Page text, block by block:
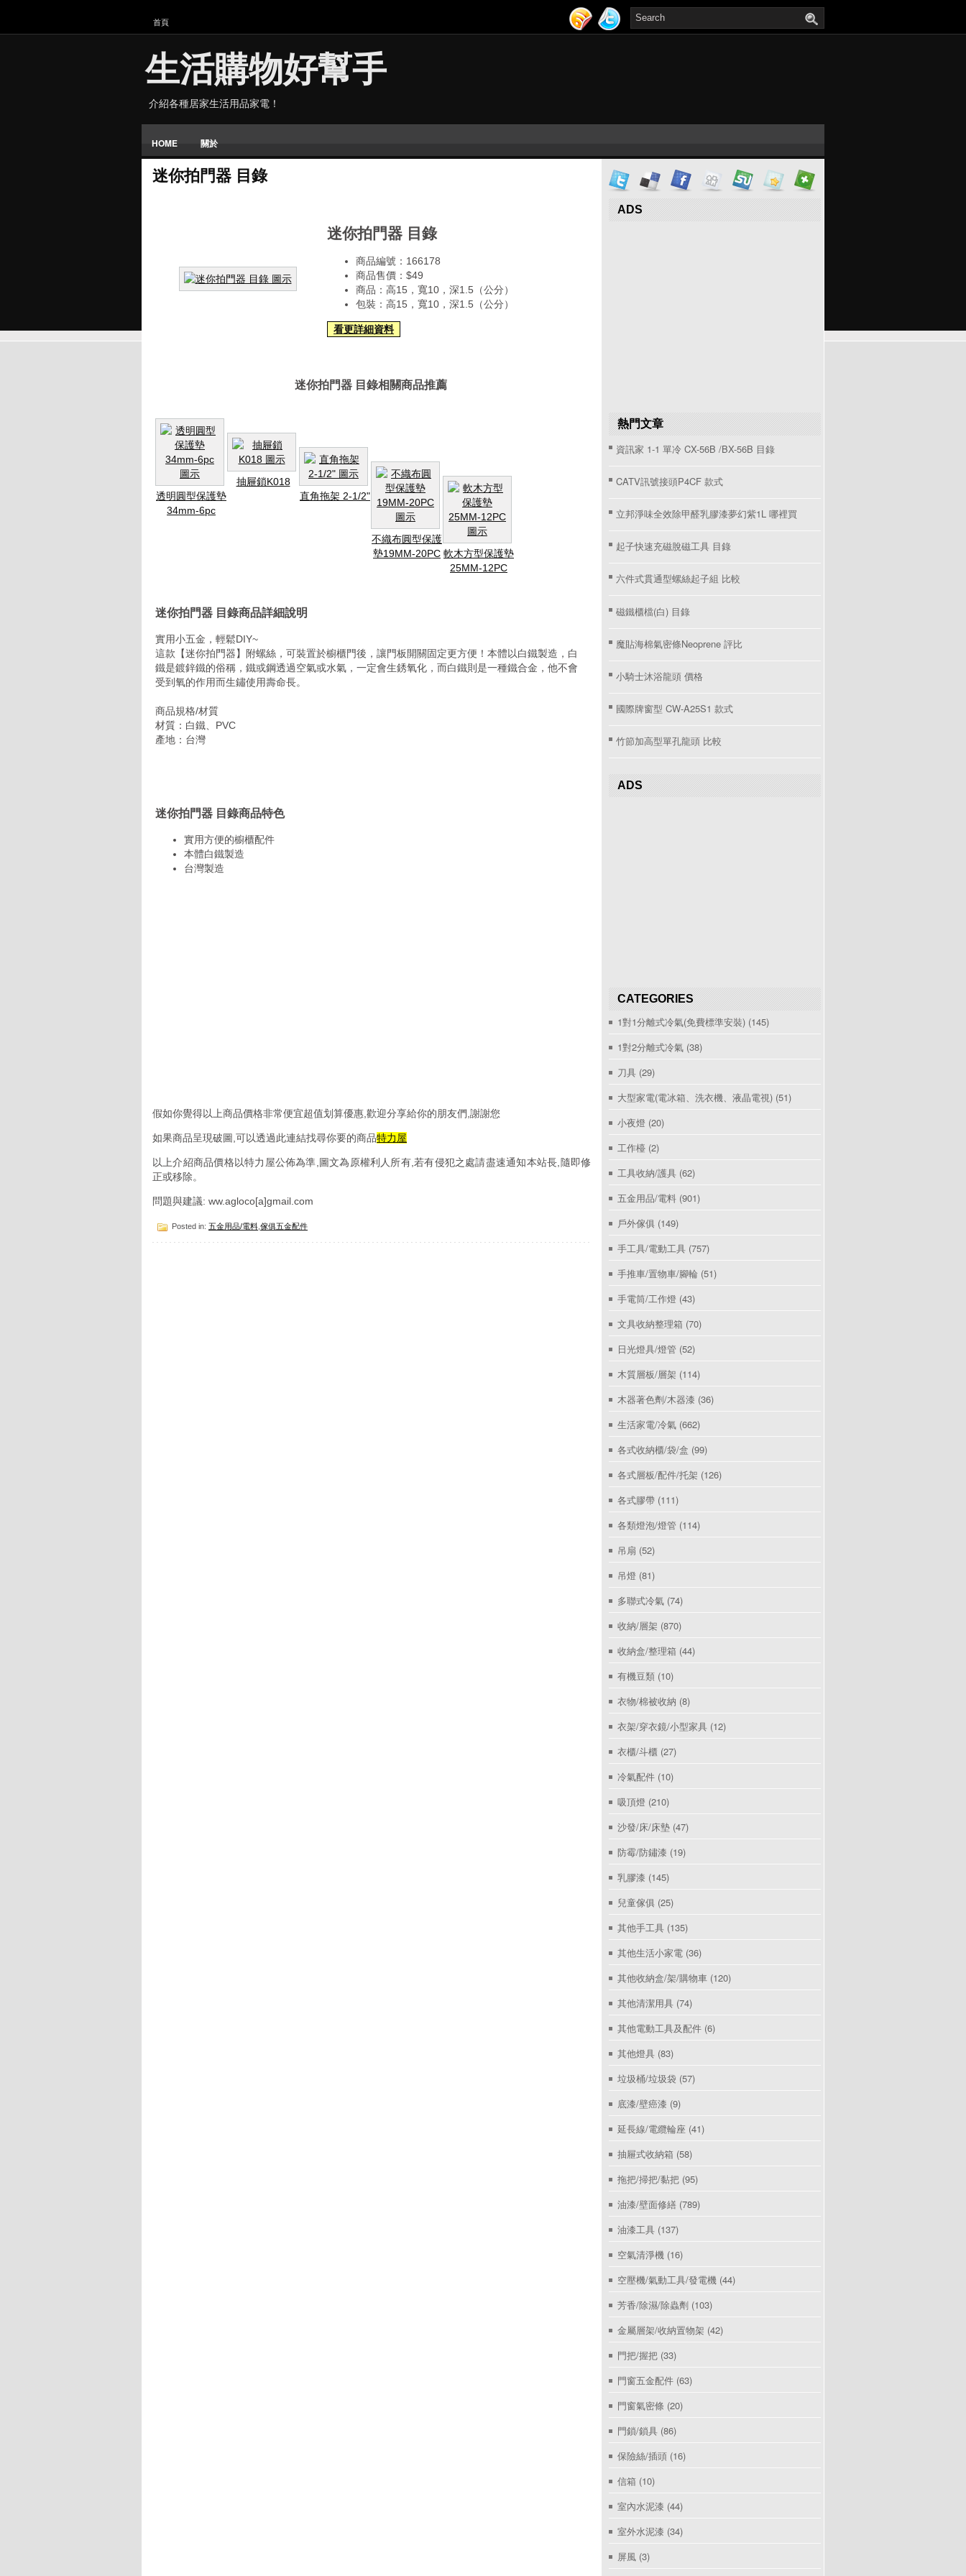
首頁
生活購物好幫手
介紹各種居家生活用品家電！
HOME 關於
迷你拍門器 目錄
迷你拍門器 目錄
商品編號：166178
商品售價：$49
商品：高15，寬10，深1.5（公分）
包裝：高15，寬10，深1.5（公分）
看更詳細資料
迷你拍門器 目錄相關商品推薦
透明圓型保護墊
34mm-6pc
抽屜鎖K018
直角拖架 2-1/2"
不織布圓型保護
墊19MM-20PC 軟木方型保護墊
25MM-12PC
迷你拍門器 目錄商品詳細說明
實用小五金，輕鬆DIY~
這款【迷你拍門器】附螺絲，可裝置於櫥櫃門後，讓門板開關固定更方便！本體以白鐵製造，白
鐵是鍍鋅鐵的俗稱，鐵或鋼透過空氣或水氣，一定會生銹氧化，而白鐵則是一種鐵合金，他不會
受到氧的作用而生鏽使用壽命長。
商品規格/材質
材質：白鐵、PVC
產地：台灣
迷你拍門器 目錄商品特色
實用方便的櫥櫃配件
本體白鐵製造
台灣製造
假如你覺得以上商品價格非常便宜超值划算優惠,歡迎分享給你的朋友們,謝謝您
如果商品呈現破圖,可以透過此連結找尋你要的商品特力屋
以上介紹商品價格以特力屋公佈為準,圖文為原權利人所有,若有侵犯之處請盡速通知本站長,隨即修
正或移除。
問題與建議: ww.agloco[a]gmail.com
Posted in: 五金用品/電料 傢俱五金配件
ADS
熱門文章
資訊家 1-1 單冷 CX-56B /BX-56B 目錄
CATV訊號接頭P4CF 款式
立邦淨味全效除甲醛乳膠漆夢幻紫1L 哪裡買
起子快速充磁脫磁工具 目錄
六件式貫通型螺絲起子組 比較
磁鐵櫃檔(白) 目錄
魔貼海棉氣密條Neoprene 評比
小騎士沐浴龍頭 價格
國際牌窗型 CW-A25S1 款式
竹節加高型單孔龍頭 比較
ADS
CATEGORIES
1對1分離式冷氣(免費標準安裝) (145)
1對2分離式冷氣 (38)
刀具 (29)
大型家電(電冰箱、洗衣機、液晶電視) (51)
小夜燈 (20)
工作檯 (2)
工具收納/護具 (62)
五金用品/電料 (901)
戶外傢俱 (149)
手工具/電動工具 (757)
手推車/置物車/腳輪 (51)
手電筒/工作燈 (43)
文具收納整理箱 (70)
日光燈具/燈管 (52)
木質層板/層架 (114)
木器著色劑/木器漆 (36)
生活家電/冷氣 (662)
各式收納櫃/袋/盒 (99)
各式層板/配件/托架 (126)
各式膠帶 (111)
各類燈泡/燈管 (114)
吊扇 (52)
吊燈 (81)
多聯式冷氣 (74)
收納/層架 (870)
收納盒/整理箱 (44)
有機豆類 (10)
衣物/棉被收納 (8)
衣架/穿衣鏡/小型家具 (12)
衣櫃/斗櫃 (27)
冷氣配件 (10)
吸頂燈 (210)
沙發/床/床墊 (47)
防霉/防鏽漆 (19)
乳膠漆 (145)
兒童傢俱 (25)
其他手工具 (135)
其他生活小家電 (36)
其他收納盒/架/購物車 (120)
其他清潔用具 (74)
其他電動工具及配件 (6)
其他燈具 (83)
垃圾桶/垃圾袋 (57)
底漆/壁癌漆 (9)
延長線/電纜輪座 (41)
抽屜式收納箱 (58)
拖把/掃把/黏把 (95)
油漆/壁面修繕 (789)
油漆工具 (137)
空氣清淨機 (16)
空壓機/氣動工具/發電機 (44)
芳香/除濕/除蟲劑 (103)
金屬層架/收納置物架 (42)
門把/握把 (33)
門窗五金配件 (63)
門窗氣密條 (20)
門鎖/鎖具 (86)
保險絲/插頭 (16)
信箱 (10)
室內水泥漆 (44)
室外水泥漆 (34)
屏風 (3)